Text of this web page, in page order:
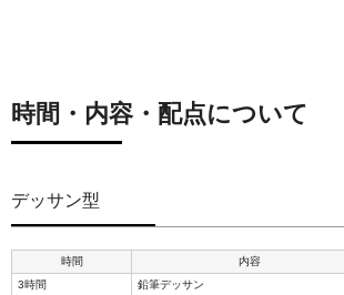
時間・内容・配点について
デッサン型
時間 内容
3時間
鉛筆デッサン